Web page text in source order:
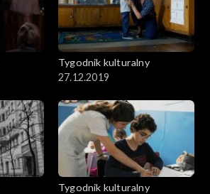
Tygodnik kulturalny
27.12.2019
Tygodnik kulturalny